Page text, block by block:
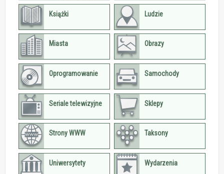
Książki Ludzie
Miasta Obrazy
Oprogramowanie Samochody
Seriale telewizyjne Sklepy
Strony WWW Taksony
Uniwersytety Wydarzenia